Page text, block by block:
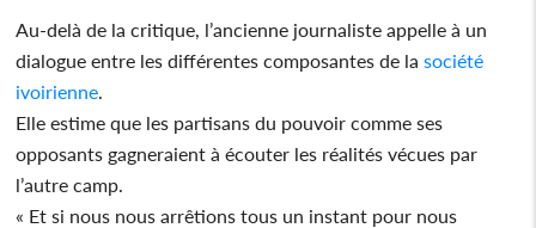
Au-delà de la critique, l’ancienne journaliste appelle à un
dialogue entre les différentes composantes de la société
ivoirienne.
Elle estime que les partisans du pouvoir comme ses
opposants gagneraient à écouter les réalités vécues par
l’autre camp.
« Et si nous nous arrêtions tous un instant pour nous